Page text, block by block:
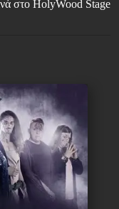
στο HolyWood Stage